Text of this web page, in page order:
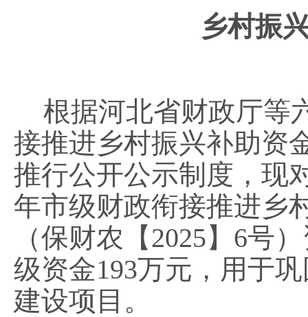
乡村振
根据河北省财政厅等
接推进乡村振兴补助资
推行公开公示制度，现
年市级财政衔接推进乡
（保财农【2025】 6号
级资金193万元，用于
建设项目。